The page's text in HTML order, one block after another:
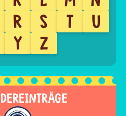
R S T
U
Y Z